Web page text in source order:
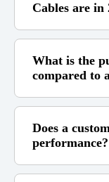
14 days
If the cable is
Not covered by
Cables are in
I am not
What is the
compared to
Does a
performance?